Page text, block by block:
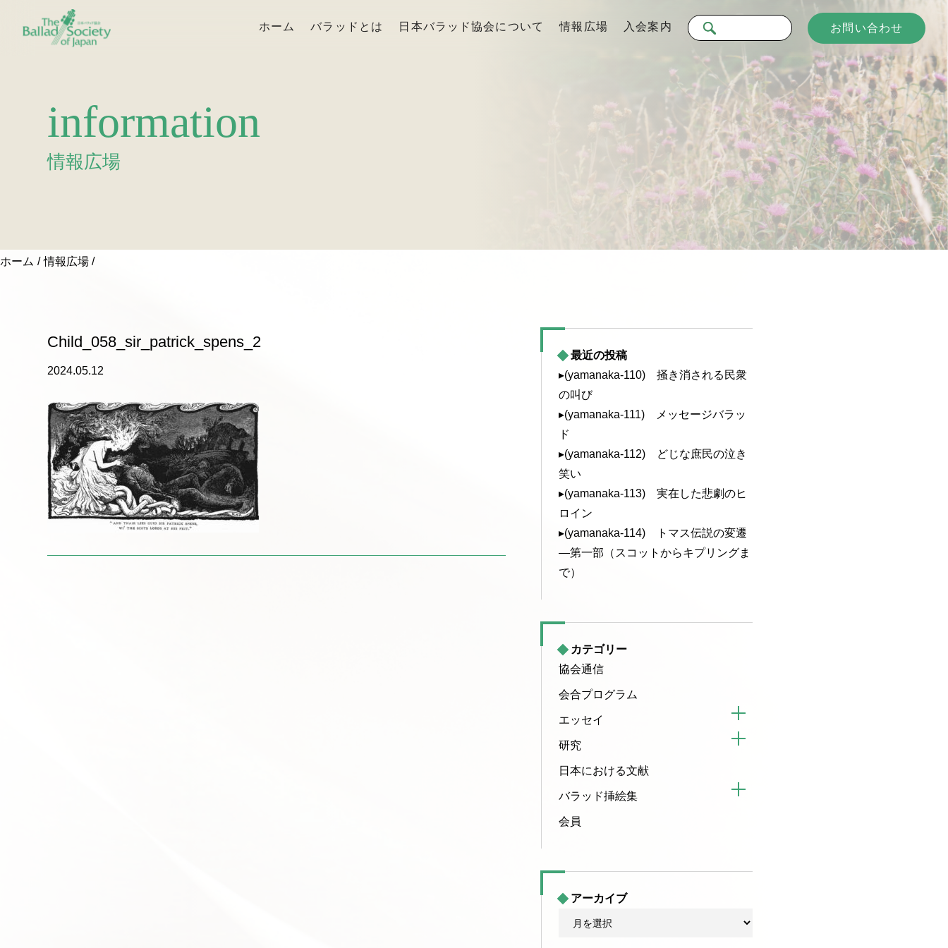
ホーム バラッドとは 日本バラッド協会について 情報広場 入会案内 お問い合わせ
information
情報広場
ホーム 情報広場
Child_058_sir_patrick_spens_2
2024.05.12
最近の投稿
▸(yamanaka-110) 掻き消される民衆
の叫び
▸(yamanaka-111) メッセージバラッ
ド
▸(yamanaka-112) どじな庶民の泣き
笑い
▸(yamanaka-113) 実在した悲劇のヒ
ロイン
▸(yamanaka-114) トマス伝説の変遷
—第一部（スコットからキプリングま
で）
カテゴリー
協会通信
会合プログラム
エッセイ
研究
日本における文献
バラッド挿絵集
会員
アーカイブ